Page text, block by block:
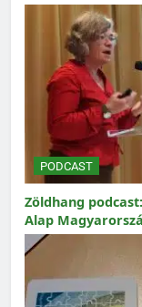
PODCAST
Zöldhang
Alap